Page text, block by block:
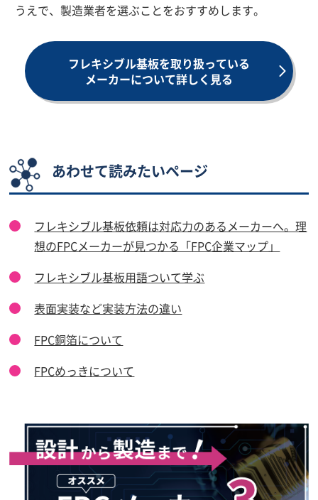
うえで、製造業者を選ぶことをおすすめします。
フレキシブル基板を取り扱っている
メーカーについて詳しく見る
あわせて読みたいページ
フレキシブル基板依頼は対応力のあるメーカーへ。理
想のFPCメーカーが見つかる「FPC企業マップ」
フレキシブル基板用語ついて学ぶ
表面実装など実装方法の違い
FPC銅箔について
FPCめっきについて